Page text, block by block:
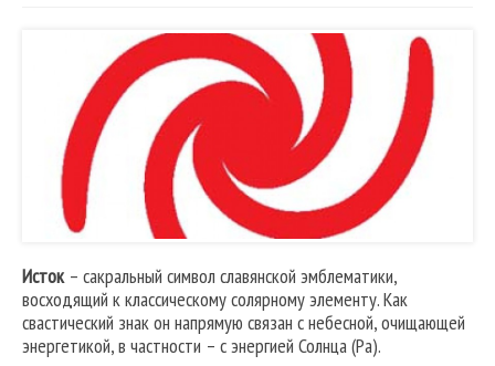
Исток– сакральный символ славянской эмблематики,
восходящий к классическому солярному элементу. Как
свастический знак он напрямую связан с небесной, очищающей
энергетикой, в частности – с энергией Солнца (Ра).